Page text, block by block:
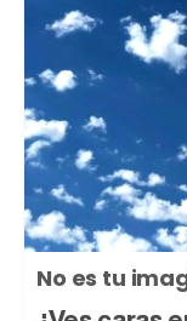
No es tu